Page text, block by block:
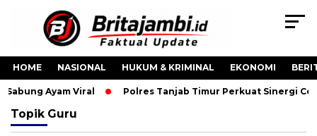
HOME NASIONAL HUKUM & KRIMINAL EKONOMI
Ayam Viral Polres Tanjab Timur Perkuat Sinergi
Topik Guru